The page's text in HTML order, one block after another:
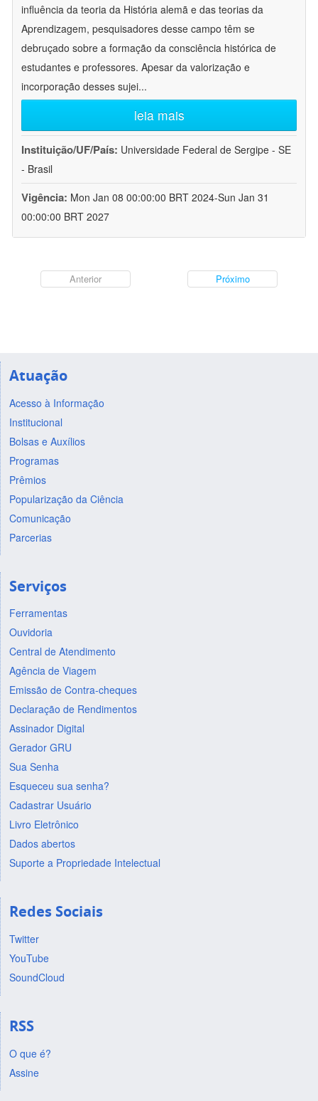
influência da teoria da História alemã e das teorias da
Aprendizagem, pesquisadores desse campo têm se
debruçado sobre a formação da consciência histórica de
estudantes e professores. Apesar da valorização e
incorporação desses sujei...
leia mais
Instituição/UF/País: Universidade Federal de Sergipe - SE
- Brasil
Vigência: Mon Jan 08 00:00:00 BRT 2024-Sun Jan 31
00:00:00 BRT 2027
Anterior Próximo
Atuação
Acesso à Informação
Institucional
Bolsas e Auxílios
Programas
Prêmios
Popularização da Ciência
Comunicação
Parcerias
Serviços
Ferramentas
Ouvidoria
Central de Atendimento
Agência de Viagem
Emissão de Contra-cheques
Declaração de Rendimentos
Assinador Digital
Gerador GRU
Sua Senha
Esqueceu sua senha?
Cadastrar Usuário
Livro Eletrônico
Dados abertos
Suporte a Propriedade Intelectual
Redes Sociais
Twitter
YouTube
SoundCloud
RSS
O que é?
Assine